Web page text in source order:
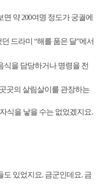
약 200여명 정도가 궁궐에
드라미 “해를 품은 달”에서
식을 담당하거나 명령을 전
곳의 살림살이를 관장하는
식을 낳을 수는 없었겠지요.
있었지요. 금군인데요. 금